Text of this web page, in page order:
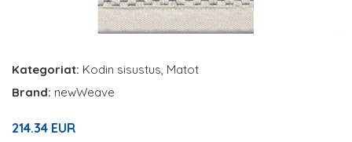
Kategoriat: Kodin sisustus Matot
Brand: newWeave
214.34 EUR